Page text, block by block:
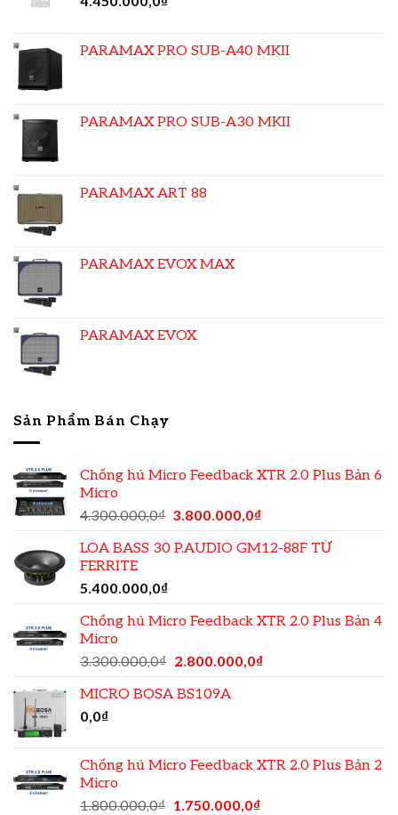
PARAMAX PRO SUB-A40 MKII
PARAMAX PRO SUB-A30 MKII
PARAMAX ART 88
PARAMAX EVOX MAX
PARAMAX EVOX
Sản Phẩm Bán Chạy
Chống hú Micro Feedback XTR 2.0 Plus Bản 6
Micro
4.300.000,0₫ 3.800.000,0₫
LOA BASS 30 P.AUDIO GM12-88F TỪ
FERRITE
5.400.000,0₫
Chống hú Micro Feedback XTR 2.0 Plus Bản 4
Micro
3.300.000,0₫ 2.800.000,0₫
MICRO BOSA BS109A
0,0₫
Chống hú Micro Feedback XTR 2.0 Plus Bản 2
Micro
1.800.000,0₫ 1.750.000,0₫